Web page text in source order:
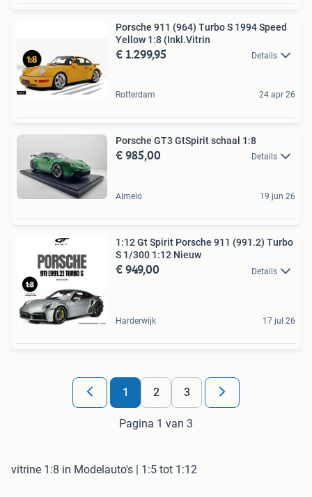
Porsche 911 (964) Turbo S 1994 Speed
Yellow 1:8 (Inkl.Vitrin
€ 1.299,95 Details
Rotterdam 24 apr 26
Porsche GT3 GtSpirit schaal 1:8
€ 985,00 Details
Almelo 19 jun 26
1:12 Gt Spirit Porsche 911 (991.2) Turbo
S 1/300 1:12 Nieuw
€ 949,00 Details
Harderwijk 17 jul 26
1 2 3
Pagina 1 van 3
vitrine 1:8 in Modelauto's | 1:5 tot 1:12